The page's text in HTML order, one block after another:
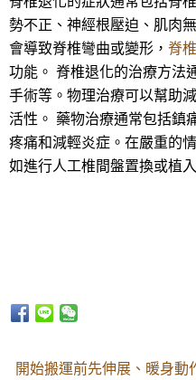
勢不正、神經根壓迫、肌肉
會導致脊椎彎曲或變形， 脊
功能。 脊椎退化的治療方法
手術等。物理治療可以幫助
活性。 藥物治療通常包括鎮
疼痛和減輕炎症。在嚴重的
如進行人工椎間盤置換或植
開始搬運前先伸展、暖身